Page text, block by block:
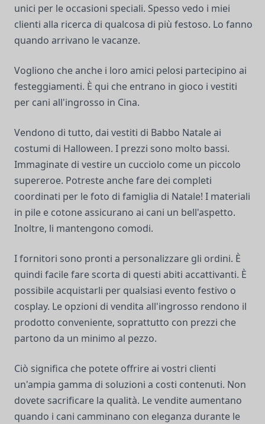
unici per le occasioni speciali. Spesso vedo i miei
clienti alla ricerca di qualcosa di più festoso. Lo fanno
quando arrivano le vacanze.
Vogliono che anche i loro amici pelosi partecipino ai
festeggiamenti. È qui che entrano in gioco i vestiti
per cani all'ingrosso in Cina.
Vendono di tutto, dai vestiti di Babbo Natale ai
costumi di Halloween. I prezzi sono molto bassi.
Immaginate di vestire un cucciolo come un piccolo
supereroe. Potreste anche fare dei completi
coordinati per le foto di famiglia di Natale! I materiali
in pile e cotone assicurano ai cani un bell'aspetto.
Inoltre, li mantengono comodi.
I fornitori sono pronti a personalizzare gli ordini. È
quindi facile fare scorta di questi abiti accattivanti. È
possibile acquistarli per qualsiasi evento festivo o
cosplay. Le opzioni di vendita all'ingrosso rendono il
prodotto conveniente, soprattutto con prezzi che
partono da un minimo al pezzo.
Ciò significa che potete offrire ai vostri clienti
un'ampia gamma di soluzioni a costi contenuti. Non
dovete sacrificare la qualità. Le vendite aumentano
quando i cani camminano con eleganza durante le